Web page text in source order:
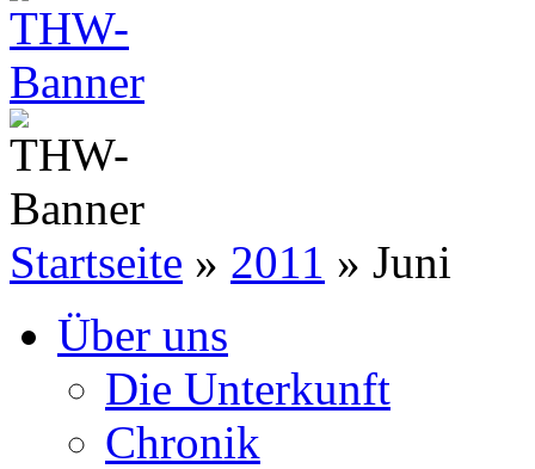
Startseite » 2011 » Juni
Über uns
Die Unterkunft
Chronik